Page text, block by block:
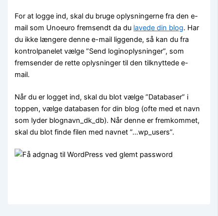
For at logge ind, skal du bruge oplysningerne fra den e-
mail som Unoeuro fremsendt da du lavede din blog. Har
du ikke længere denne e-mail liggende, så kan du fra
kontrolpanelet vælge ”Send loginoplysninger”, som
fremsender de rette oplysninger til den tilknyttede e-
mail.
Når du er logget ind, skal du blot vælge ”Databaser” i
toppen, vælge databasen for din blog (ofte med et navn
som lyder blognavn_dk_db). Når denne er fremkommet,
skal du blot finde filen med navnet ”…wp_users”.